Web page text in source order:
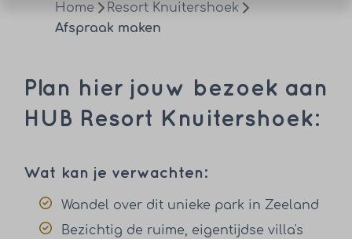
Home
Resort Knuitershoek
Afspraak maken
Plan hier jouw bezoek aan
HUB Resort Knuitershoek:
Wat kan je verwachten:
Wandel over dit unieke park in Zeeland
Bezichtig de ruime, eigentijdse villa's